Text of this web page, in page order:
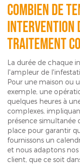
Combien de
intervention
traitement
La durée de chaque
l'ampleur de
Pour une maison ou
exemple, une
quelques heures à
complexes,
présence simultanée
place pour garantir
fournissons un
et nous adaptons
client, que ce soit